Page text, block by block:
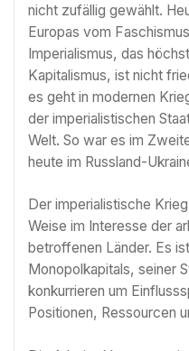
nicht zufällig gewählt.
Europas vom
Imperialismus, das
Kapitalismus, ist nicht
es geht in modernen
der imperialistischen
Welt. So war es im
heute im Russland-
Der imperialistische
Weise im Interesse der
betroffenen Länder. Es
Monopolkapitals, seiner
konkurrieren um
Positionen, Ressourcen